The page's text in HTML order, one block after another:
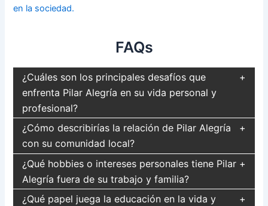
en la sociedad.
FAQs
¿Cuáles son los principales desafíos que
enfrenta Pilar Alegría en su vida personal y
profesional?
¿Cómo describirías la relación de Pilar Alegría
con su comunidad local?
¿Qué hobbies o intereses personales tiene Pilar
Alegría fuera de su trabajo y familia?
¿Qué papel juega la educación en la vida y